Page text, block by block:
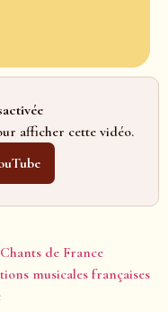
afficher cette vidéo.
de France
musicales françaises